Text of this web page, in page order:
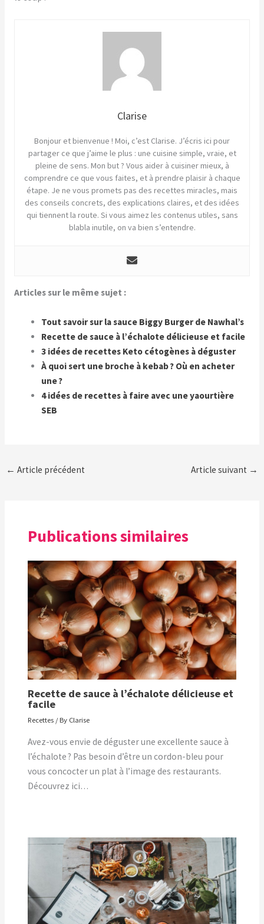
Clarise
Bonjour et bienvenue ! Moi, c’est Clarise. J’écris ici pour
partager ce que j’aime le plus : une cuisine simple, vraie, et
pleine de sens. Mon but ? Vous aider à cuisiner mieux, à
comprendre ce que vous faites, et à prendre plaisir à chaque
étape. Je ne vous promets pas des recettes miracles, mais
des conseils concrets, des explications claires, et des idées
qui tiennent la route. Si vous aimez les contenus utiles, sans
blabla inutile, on va bien s’entendre.
Articles sur le même sujet :
Tout savoir sur la sauce Biggy Burger de Nawhal’s
Recette de sauce à l’échalote délicieuse et facile
3 idées de recettes Keto cétogènes à déguster
À quoi sert une broche à kebab ? Où en acheter
une ?
4 idées de recettes à faire avec une yaourtière
SEB
← Article précédent Article suivant →
Publications similaires
Recette de sauce à l’échalote délicieuse et
facile
Recettes / By Clarise
Avez-vous envie de déguster une excellente sauce à
l’échalote ? Pas besoin d’être un cordon-bleu pour
vous concocter un plat à l’image des restaurants.
Découvrez ici…